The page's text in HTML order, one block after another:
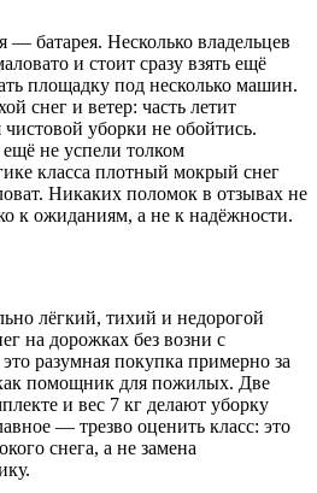
— батарея. Несколько владельцев
и стоит сразу взять ещё
площадку под несколько машин.
снег и ветер: часть летит
уборки не обойтись.
не успели толком
класса плотный мокрый снег
Никаких поломок в отзывах не
к ожиданиям, а не к надёжности.
лёгкий, тихий и недорогой
на дорожках без возни с
разумная покупка примерно за
помощник для пожилых. Две
и вес 7 кг делают уборку
— трезво оценить класс: это
снега, а не замена